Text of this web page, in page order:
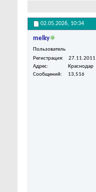
02.05.2026, 10:34
melky
Пользователь
Регистрация
27.11.2011
Адрес
Краснодар
Сообщений
13,516